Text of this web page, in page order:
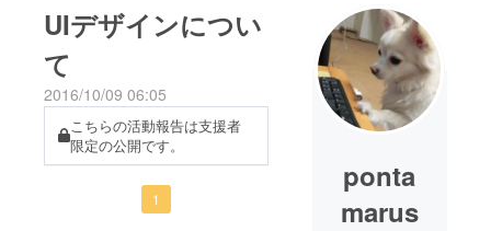
UIデザインについ
て
2016/10/09 06:05
こちらの活動報告は支援者
限定の公開です。
1
ponta
marus